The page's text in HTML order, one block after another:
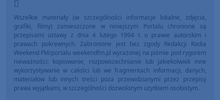
Wszelkie materiały (w szczególności informacje lokalne, zdjęcia,
grafiki, filmy) zamieszczone w niniejszym Portalu chronione są
przepisami ustawy z dnia 4 lutego 1994 r. o prawie autorskim i
prawach pokrewnych. Zabronione jest bez zgody Redakcji Radia
Weekend FM/portalu weekendfm.pl wyrażonej na piśmie pod rygorem
nieważności: kopiowanie, rozpowszechnianie lub jakiekolwiek inne
wykorzystywanie w całości lub we fragmentach informacji, danych,
materiałów lub innych treści poza przewidzianymi przez przepisy
prawa wyjątkami, w szczególności dozwolonym użytkiem osobistym.